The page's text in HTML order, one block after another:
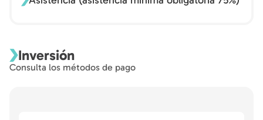
Inversión
Consulta los métodos de pago